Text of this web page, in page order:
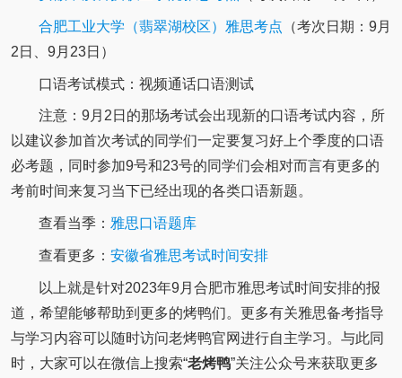
合肥工业大学（翡翠湖校区）雅思考点 （考次日期：9月
2日、9月23日）
口语考试模式：视频通话口语测试
注意：9月2日的那场考试会出现新的口语考试内容，所
以建议参加首次考试的同学们一定要复习好上个季度的口语
必考题，同时参加9号和23号的同学们会相对而言有更多的
考前时间来复习当下已经出现的各类口语新题。
查看当季： 雅思口语题库
查看更多： 安徽省雅思考试时间安排
以上就是针对2023年9月合肥市雅思考试时间安排的报
道，希望能够帮助到更多的烤鸭们。更多有关雅思备考指导
与学习内容可以随时访问老烤鸭官网进行自主学习。与此同
时，大家可以在微信上搜索“老烤鸭”关注公众号来获取更多